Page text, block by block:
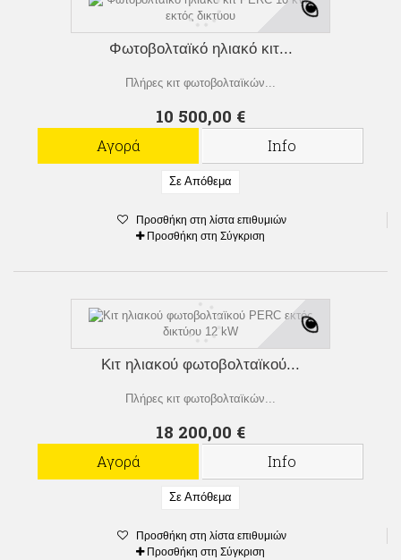
Φωτοβολταϊκό ηλιακό κιτ...
Πλήρες κιτ φωτοβολταϊκών...
10 500,00 €
Αγορά Info
Σε Απόθεμα
Προσθήκη στη λίστα επιθυμιών
Προσθήκη στη Σύγκριση
Κιτ ηλιακού φωτοβολταϊκού...
Πλήρες κιτ φωτοβολταϊκών...
18 200,00 €
Αγορά Info
Σε Απόθεμα
Προσθήκη στη λίστα επιθυμιών
Προσθήκη στη Σύγκριση